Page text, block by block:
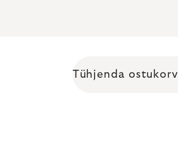
Tühjenda ostukorv